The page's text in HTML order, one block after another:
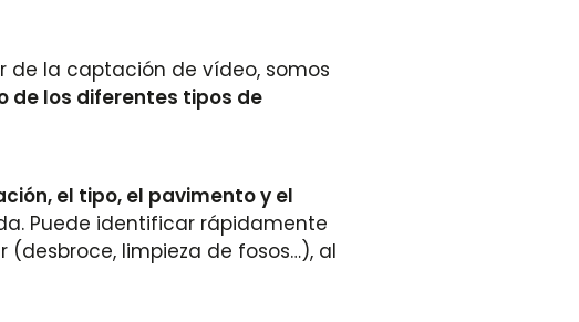
de la captación de vídeo, somos
de los diferentes tipos de
el tipo, el pavimento y el
Puede identificar rápidamente
limpieza de fosos…), al